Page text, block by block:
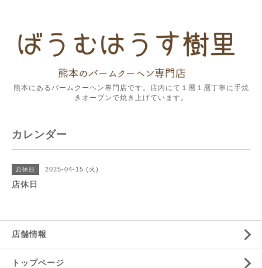
熊本にあるバームクーヘン専門店です。店内にて１層１層丁寧に手焼
きオーブンで焼き上げています。
カレンダー
店休日 2025-04-15 (火)
店休日
店舗情報
トップページ